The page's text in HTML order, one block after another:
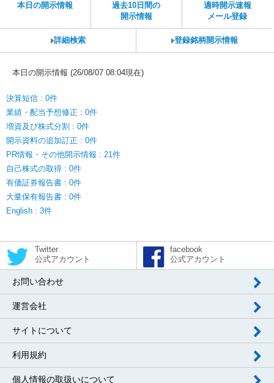
本日の開示情報
過去10日間の
開示情報
適時開示速報
メール登録
詳細検索 登録銘柄開示情報
本日の開示情報 (26/08/07 08:04現在)
決算短信 : 0件
業績・配当予想修正 : 0件
増資及び株式分割 : 0件
開示資料の追加訂正 : 0件
PR情報・その他開示情報 : 21件
自己株式の取得 : 0件
有価証券報告書 : 0件
大量保有報告書 : 0件
English : 3件
Twitter
公式アカウント
facebook
公式アカウント
お問い合わせ
運営会社
サイトについて
利用規約
個人情報の取扱いについて